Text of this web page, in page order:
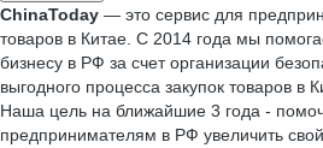
ChinaToday — это сервис для
товаров в Китае. С 2014 года мы
бизнесу в РФ за счет организации
выгодного процесса закупок товаров в
Наша цель на ближайшие 3 года -
предпринимателям в РФ увеличить свой